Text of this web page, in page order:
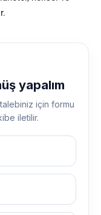
yapalım
için formu
iletilir.